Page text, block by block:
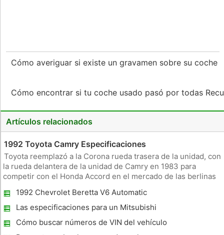
Cómo averiguar si existe un gravamen sobre su coche
Cómo encontrar si tu coche usado pasó por todas
Artículos relacionados
1992 Toyota Camry Especificaciones
Toyota reemplazó a la Corona rueda trasera de la unidad, con
la rueda delantera de la unidad de Camry en 1983 para
competir con el Honda Accord en el mercado de las berlinas
Camry casi 6 pulgadas más largo que el de los Acuerdos,
proporcionand
1992 Chevrolet Beretta V6 Automatic
Especificaciones
Las especificaciones para un Mitsubishi
Lancer ES 2008
Cómo buscar números de VIN del vehículo